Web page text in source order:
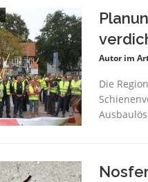
Autor im
Die